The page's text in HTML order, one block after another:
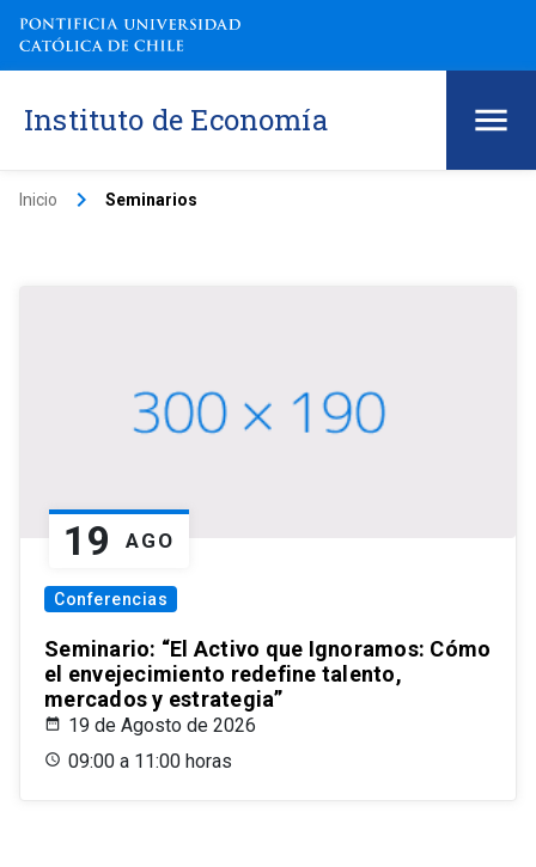
Instituto de Economía
Inicio keyboard_arrow_right Seminarios
19 AGO
Conferencias
Seminario: “El Activo que Ignoramos: Cómo
el envejecimiento redefine talento,
mercados y estrategia”
19 de Agosto de 2026
09:00 a 11:00 horas